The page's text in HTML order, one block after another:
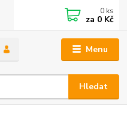
Menu
Hledat
0 ks
za 0 Kč